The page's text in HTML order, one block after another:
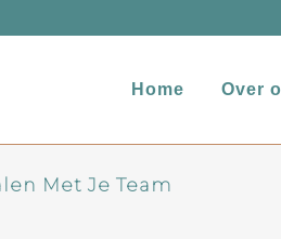
Home Over
Met Je Team